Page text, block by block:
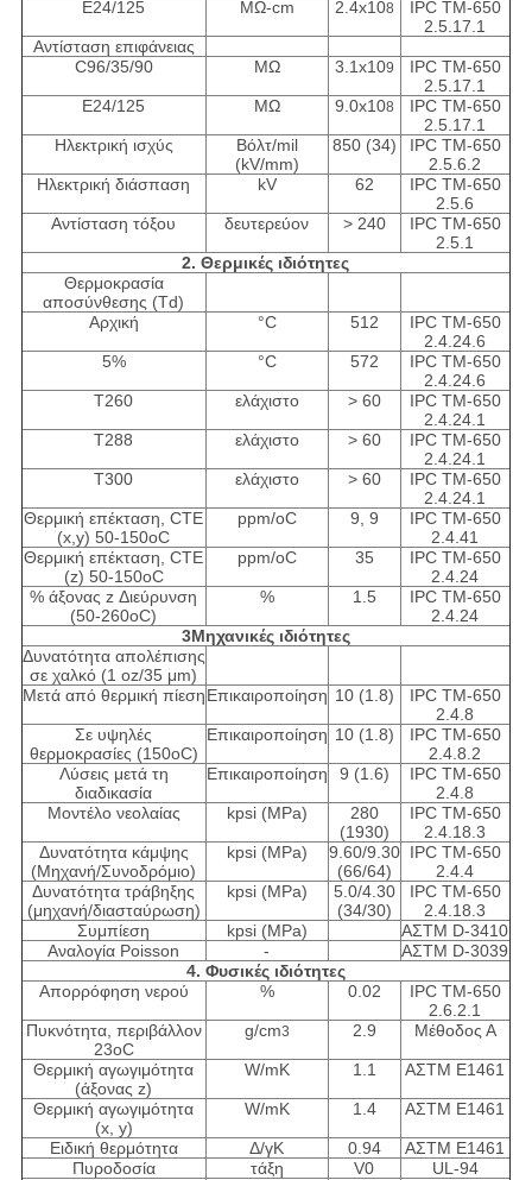
Ε24/125
MΩ-cm 2.4x108
IPC TM-650
2.5.17.1
Αντίσταση επιφάνειας
C96/35/90
MΩ 3.1x109
IPC TM-650
2.5.17.1
Ε24/125
MΩ 9.0x108
IPC TM-650
2.5.17.1
Ηλεκτρική ισχύς
Βόλτ/mil
(kV/mm)
850 (34)
IPC TM-650
2.5.6.2
Ηλεκτρική διάσπαση
kV 62
IPC TM-650
2.5.6
Αντίσταση τόξου
δευτερεύον > 240
IPC TM-650
2.5.1
2. Θερμικές ιδιότητες
Θερμοκρασία
αποσύνθεσης (Td)
Αρχική
°C 512
IPC TM-650
2.4.24.6
5%
°C 572
IPC TM-650
2.4.24.6
Τ260
ελάχιστο > 60
IPC TM-650
2.4.24.1
Τ288
ελάχιστο > 60
IPC TM-650
2.4.24.1
Τ300
ελάχιστο > 60
IPC TM-650
2.4.24.1
Θερμική επέκταση, CTE
(x,y) 50-150oC
ppm/oC 9, 9
IPC TM-650
2.4.41
Θερμική επέκταση, CTE
(z) 50-150oC
ppm/oC 35
IPC TM-650
2.4.24
% άξονας z Διεύρυνση
(50-260oC)
% 1.5
IPC TM-650
2.4.24
3Μηχανικές ιδιότητες
Δυνατότητα απολέπισης
σε χαλκό (1 oz/35 μm)
Μετά από θερμική πίεσηΕπικαιροποίηση 10 (1.8)
IPC TM-650
2.4.8
Σε υψηλές
θερμοκρασίες (150oC)
Επικαιροποίηση 10 (1.8)
IPC TM-650
2.4.8.2
Λύσεις μετά τη
διαδικασία
Επικαιροποίηση 9 (1.6)
IPC TM-650
2.4.8
Μοντέλο νεολαίας
kpsi (MPa)
280
(1930)
IPC TM-650
2.4.18.3
Δυνατότητα κάμψης
(Μηχανή/Συνοδρόμιο)
kpsi (MPa)
9.60/9.30
(66/64)
IPC TM-650
2.4.4
Δυνατότητα τράβηξης
(μηχανή/διασταύρωση)
kpsi (MPa)
5.0/4.30
(34/30)
IPC TM-650
2.4.18.3
Συμπίεση
kpsi (MPa)
ΑΣTM D-3410
Αναλογία Poisson
-
ΑΣTM D-3039
4. Φυσικές ιδιότητες
Απορρόφηση νερού
% 0.02
IPC TM-650
2.6.2.1
Πυκνότητα, περιβάλλον
23oC
g/cm3 2.9 Μέθοδος Α
Θερμική αγωγιμότητα
(άξονας z)
W/mK 1.1 ΑΣTM E1461
Θερμική αγωγιμότητα
(x, y)
W/mK 1.4 ΑΣTM E1461
Ειδική θερμότητα Δ/γΚ 0.94
ΑΣTM E1461
Πυροδοσία
τάξη V0
UL-94